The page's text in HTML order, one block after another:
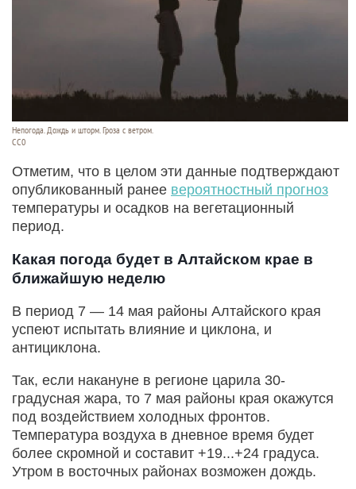
Непогода. Дождь и шторм. Гроза с ветром.
СС0
Отметим, что в целом эти данные подтверждают
опубликованный ранее вероятностный прогноз
температуры и осадков на вегетационный
период.
Какая погода будет в Алтайском крае в
ближайшую неделю
В период 7 — 14 мая районы Алтайского края
успеют испытать влияние и циклона, и
антициклона.
Так, если накануне в регионе царила 30-
градусная жара, то 7 мая районы края окажутся
под воздействием холодных фронтов.
Температура воздуха в дневное время будет
более скромной и составит +19...+24 градуса.
Утром в восточных районах возможен дождь.